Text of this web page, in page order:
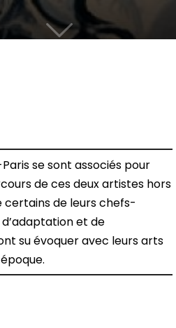
se sont associés pour
de ces deux artistes hors
de leurs chefs-
et de
su évoquer avec leurs arts